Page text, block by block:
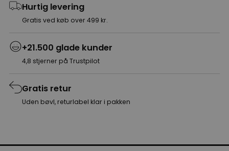
Hurtig levering
Gratis ved køb over 499 kr.
+21.500 glade kunder
4,8 stjerner på Trustpilot
Gratis retur
Uden bøvl, returlabel klar i pakken